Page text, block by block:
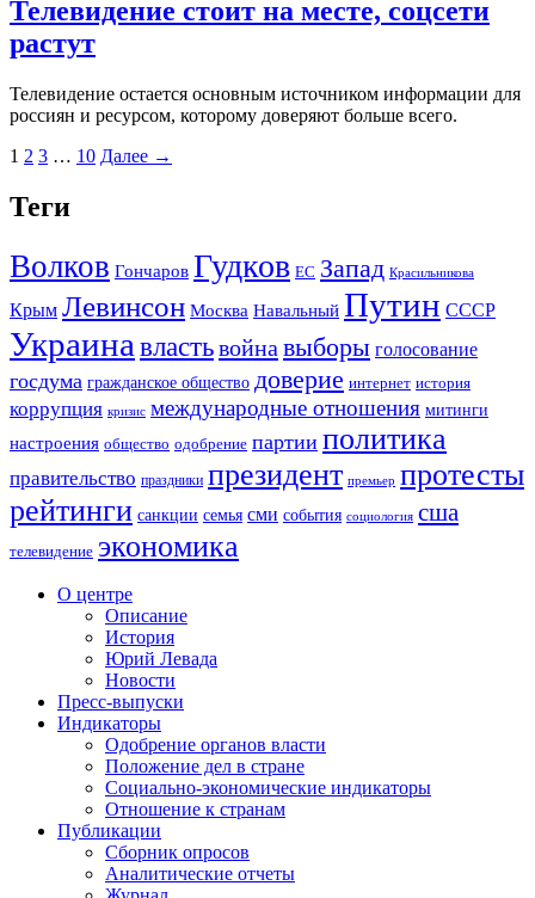
Телевидение стоит на месте, соцсети
растут
Телевидение остается основным источником информации для
россиян и ресурсом, которому доверяют больше всего.
1 2 3 … 10 Далее →
Теги
Волков Гончаров Гудков ЕС Запад Красильникова
Крым Левинсон Москва Навальный Путин СССР
Украина властьвойна выборы голосование
госдума гражданское общество доверие интернет история
коррупция кризис международные отношения митинги
настроения общество одобрение партии политика
правительство праздники президент премьер протесты
рейтинги санкции семья сми события социология сша
телевидение экономика
О центре
Описание
История
Юрий Левада
Новости
Пресс-выпуски
Индикаторы
Одобрение органов власти
Положение дел в стране
Социально-экономические индикаторы
Отношение к странам
Публикации
Сборник опросов
Аналитические отчеты